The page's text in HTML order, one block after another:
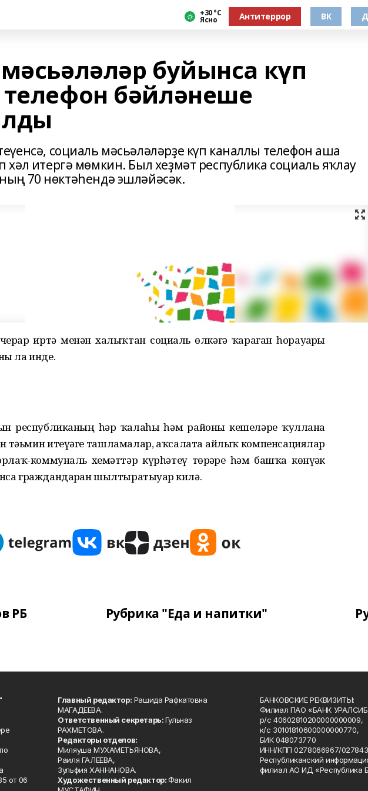
+30 °С
Ясно Антитеррор ВК
буйынса күп
бәйләнеше
социаль мәсьәләләрҙе күп каналлы телефон аша
хәл итергә мөмкин. Был хеҙмәт республика социаль яҡлау
70 нөктәһендә эшләйәсәк.
иртә менән халыҡтан социаль өлкәгә ҡараған һорауҙарҙы
ла инде.
республиканың һәр ҡалаһы һәм районы кешеләре ҡуллана
тәьмин итеүҙәге ташламалар, аҡсалата айлыҡ компенсациялар
коммуналь хеҙмәттәр күрһәтеү төрҙәре һәм башҡа көнүҙәк
граждандарҙан шылтыратыуҙар килә.
РБ Рубрика "Еда и напитки"
от 06
Главный редактор: Рашида Рафкатовна
МАГАДЕЕВА.
Ответственный секретарь:Гульназ
РАХМЕТОВА.
Редакторы отделов:
Миляуша МУХАМЕТЬЯНОВА,
Раиля ГАЛЕЕВА,
Зульфия ХАННАНОВА.
Художественный редактор:Факил
БАНКОВСКИЕ РЕКВИЗИТЫ:
Филиал ПАО «БАНК
р/с 40602810200000000009,
к/с 30101810600000000770,
БИК 048073770
ИНН/КПП 0278066967/
Республиканский
филиал АО ИД «Республика